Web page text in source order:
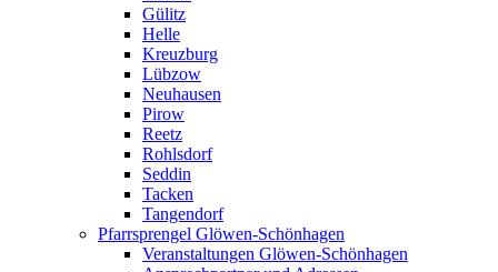
Gülitz
Helle
Kreuzburg
Lübzow
Neuhausen
Pirow
Reetz
Rohlsdorf
Seddin
Tacken
Tangendorf
Pfarrsprengel Glöwen-Schönhagen
Veranstaltungen Glöwen-Schönhagen